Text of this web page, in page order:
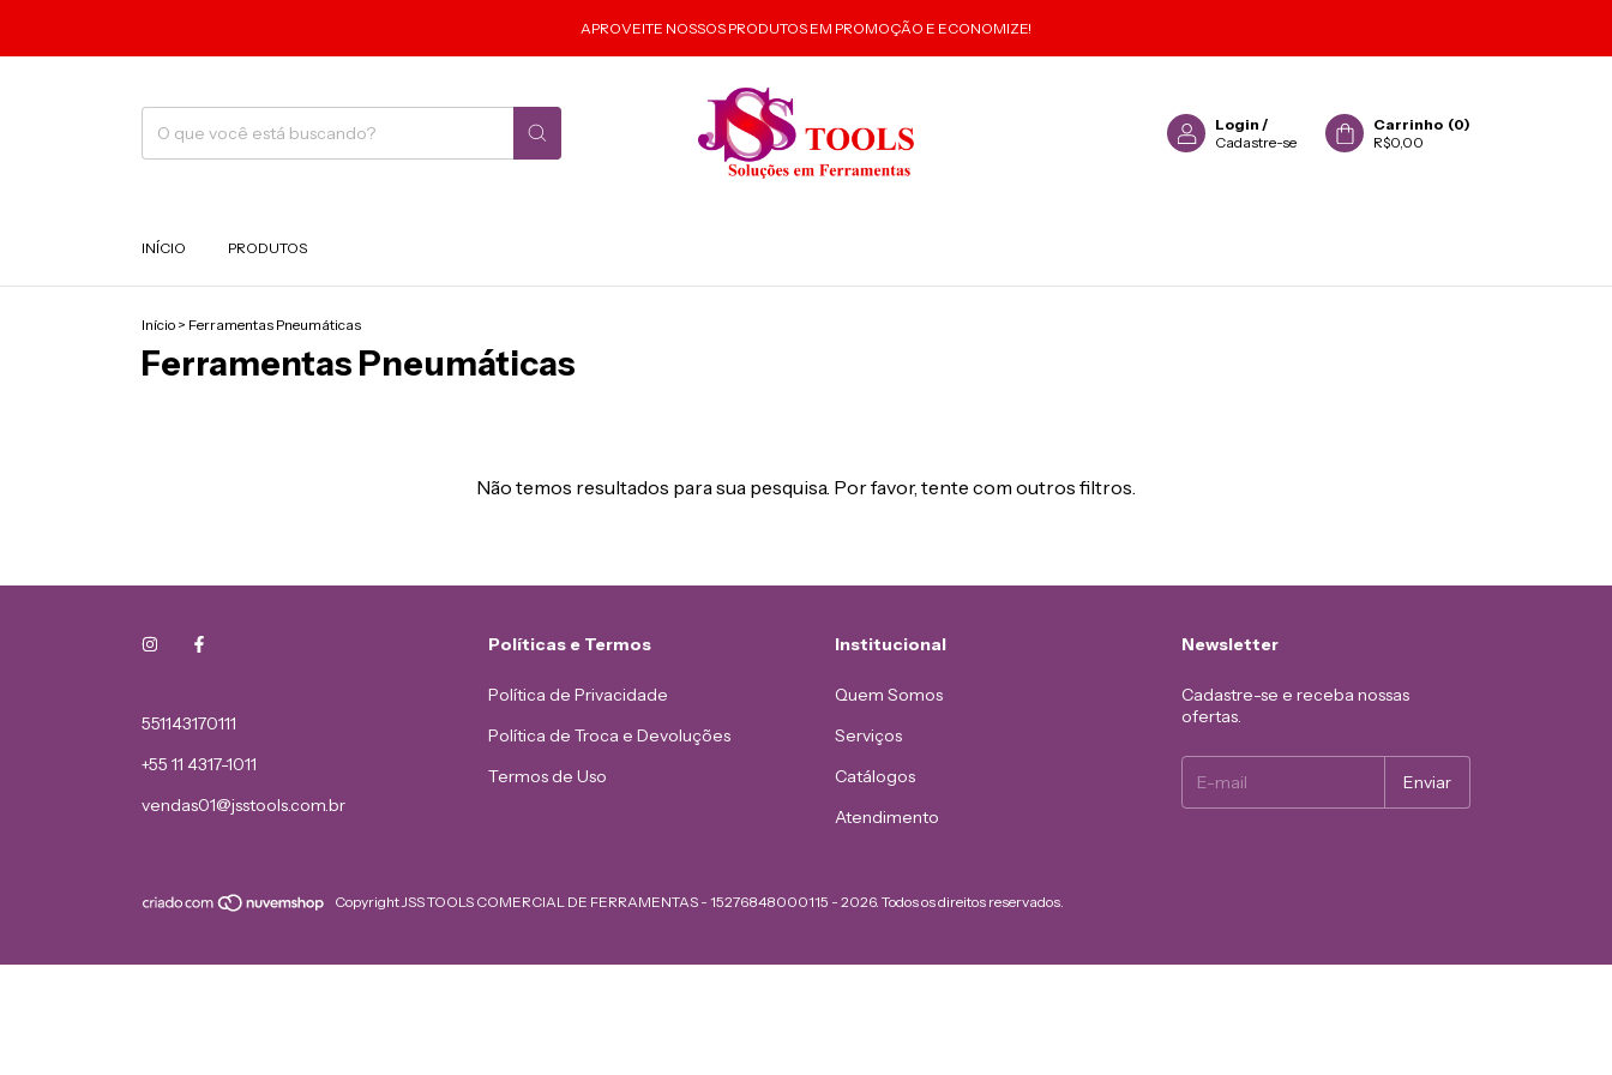
APROVEITE NOSSOS PRODUTOS EM PROMOÇÃO E ECONOMIZE!
Login /
Cadastre-se
Carrinho (0)
R$0,00
INÍCIO PRODUTOS
Início > Ferramentas Pneumáticas
Ferramentas Pneumáticas
Não temos resultados para sua pesquisa. Por favor, tente com outros filtros.
551143170111
+55 11 4317-1011
vendas01@jsstools.com.br
Políticas e Termos
Política de Privacidade
Política de Troca e Devoluções
Termos de Uso
Institucional
Quem Somos
Serviços
Catálogos
Atendimento
Newsletter
Cadastre-se e receba nossas
ofertas.
Copyright JSS TOOLS COMERCIAL DE FERRAMENTAS - 15276848000115 - 2026. Todos os direitos reservados.